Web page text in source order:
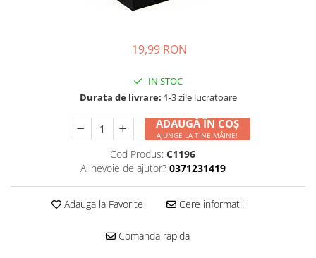
19,99 RON
IN STOC
Durata de livrare: 1-3 zile lucratoare
ADAUGĂ ÎN COȘ
AJUNGE LA TINE MÂINE!
Cod Produs: C1196
Ai nevoie de ajutor? 0371231419
Adauga la Favorite Cere informatii
Comanda rapida